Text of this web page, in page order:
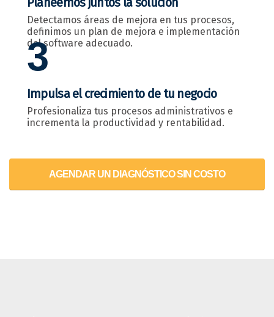
Planeemos juntos la solución
Detectamos áreas de mejora en tus procesos,
definimos un plan de mejora e implementación
del software adecuado.
3
Impulsa el crecimiento de tu negocio
Profesionaliza tus procesos administrativos e
incrementa la productividad y rentabilidad.
AGENDAR UN DIAGNÓSTICO SIN COSTO